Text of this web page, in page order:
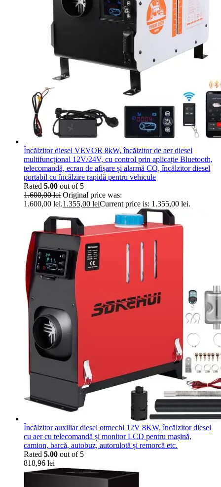
Încălzitor diesel VEVOR 8kW, încălzitor de aer diesel
multifuncțional 12V/24V, cu control prin aplicație Bluetooth,
telecomandă, ecran de afișare și alarmă CO, încălzitor diesel
portabil cu încălzire rapidă pentru vehicule
Rated 5.00 out of 5
1.600,00lei Original price was:
1.600,00 lei.1.355,00 leiCurrent price is: 1.355,00 lei.
Încălzitor auxiliar diesel otmechl 12V 8KW, încălzitor diesel
cu aer cu telecomandă și monitor LCD pentru mașină,
camion, barcă, autobuz, autorulotă și remorcă etc.
Rated 5.00 out of 5
818,96 lei